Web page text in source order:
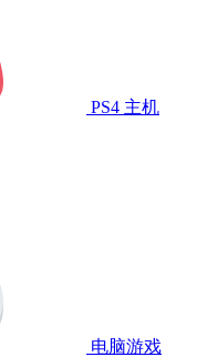
PS4 主机
电脑游戏